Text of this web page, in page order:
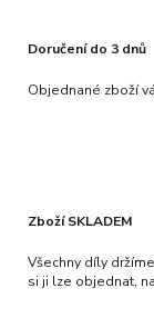
Doručení do 3 dnů
Objednané zboží
Zboží SKLADEM
Všechny díly
si ji lze objednat,